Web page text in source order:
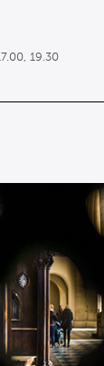
19.30